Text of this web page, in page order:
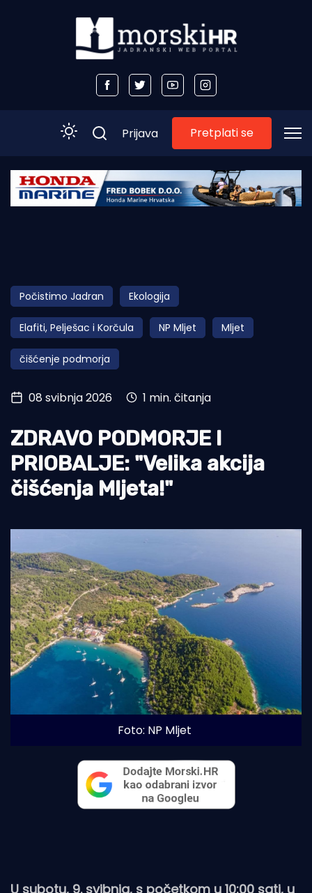
Početna
Obala
Otoci
Turizam i nautika
Pomorstvo
Ribolov
Tradicija i kultura
Prijava Pretplati se
Počistimo Jadran Ekologija
Elafiti, Pelješac i Korčula NP Mljet Mljet
čišćenje podmorja
08 svibnja 2026 1 min. čitanja
ZDRAVO PODMORJE I
PRIOBALJE: "Velika akcija
čišćenja Mljeta!"
Foto: NP Mljet
U subotu, 9. svibnja, s početkom u 10:00 sati, u